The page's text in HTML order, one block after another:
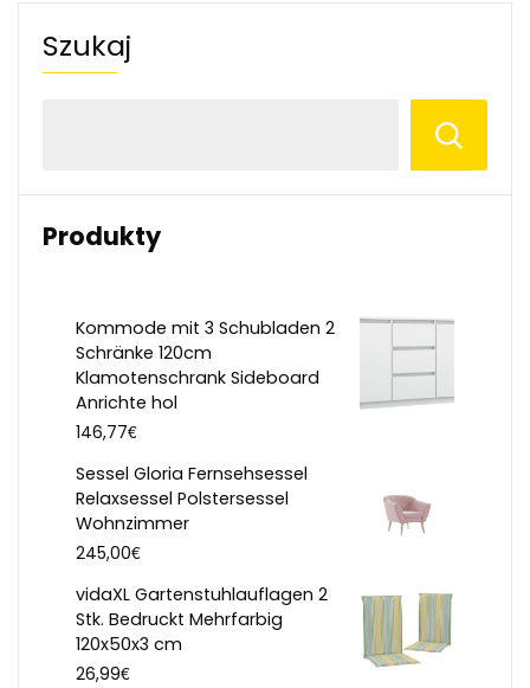
Szukaj
Produkty
Kommode mit 3 Schubladen 2
Schränke 120cm
Klamotenschrank Sideboard
Anrichte hol
146,77€
Sessel Gloria Fernsehsessel
Relaxsessel Polstersessel
Wohnzimmer
245,00€
vidaXL Gartenstuhlauflagen 2
Stk. Bedruckt Mehrfarbig
120x50x3 cm
26,99€